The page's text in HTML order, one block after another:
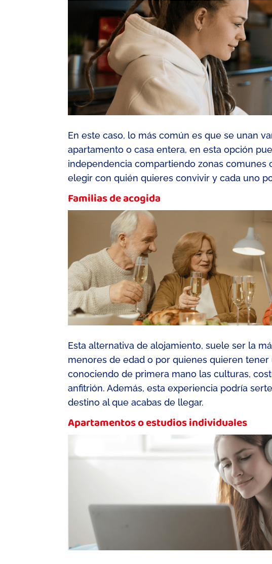
En este caso, lo más común es que se unan
apartamento o casa entera, en esta opción
independencia compartiendo zonas comunes
elegir con quién quieres convivir y cada uno
Familias de acogida
Esta alternativa de alojamiento, suele ser la
menores de edad o por quienes quieren
conociendo de primera mano las culturas,
anfitrión. Además, esta experiencia podría
destino al que acabas de llegar.
Apartamentos o estudios individuales